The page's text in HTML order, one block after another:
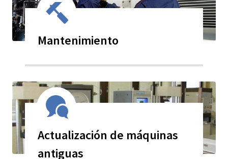
Mantenimiento
Actualización de máquinas
antiguas